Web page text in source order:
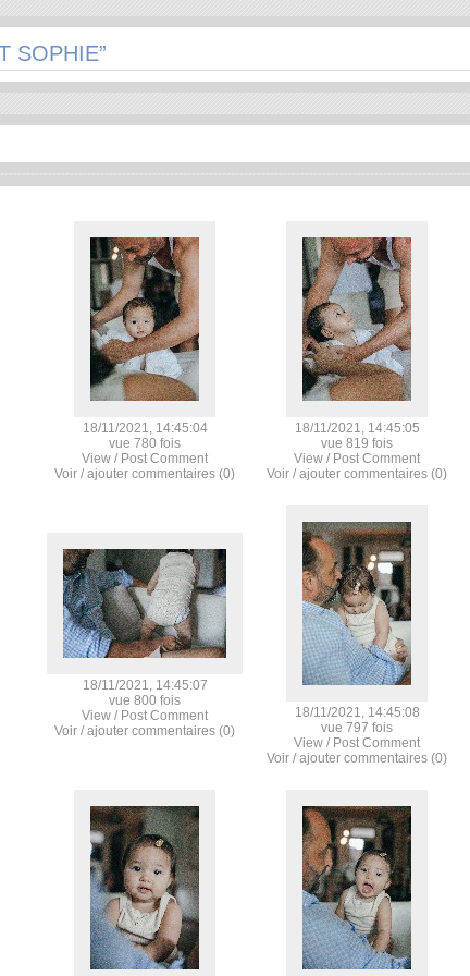
SOPHIE”
18/11/2021, 14:45:04
vue 780 fois
View / Post Comment
Voir / ajouter commentaires (0)
18/11/2021, 14:45:05
vue 819 fois
View / Post Comment
Voir / ajouter commentaires (0)
18/11/2021, 14:45:07
vue 800 fois
View / Post Comment
Voir / ajouter commentaires (0)
18/11/2021, 14:45:08
vue 797 fois
View / Post Comment
Voir / ajouter commentaires (0)